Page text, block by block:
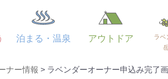
泊まる・温泉 アウトドア
ラベ
ナー情報 > ラベンダーオーナー申込み完了